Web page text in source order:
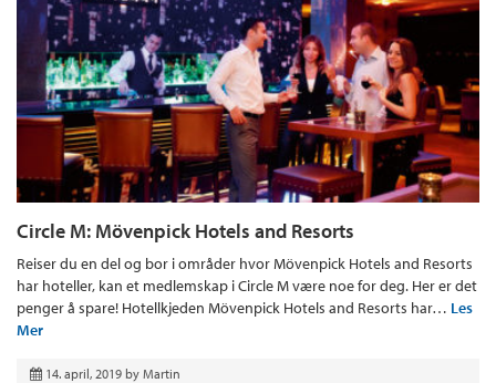
Circle M: Mövenpick Hotels and Resorts
Reiser du en del og bor i områder hvor Mövenpick Hotels and Resorts
har hoteller, kan et medlemskap i Circle M være noe for deg. Her er det
penger å spare! Hotellkjeden Mövenpick Hotels and Resorts har… Les
Mer
14. april, 2019 by Martin